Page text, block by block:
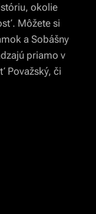
okolie
Môžete si
a Sobášny
priamo v
Považský, či